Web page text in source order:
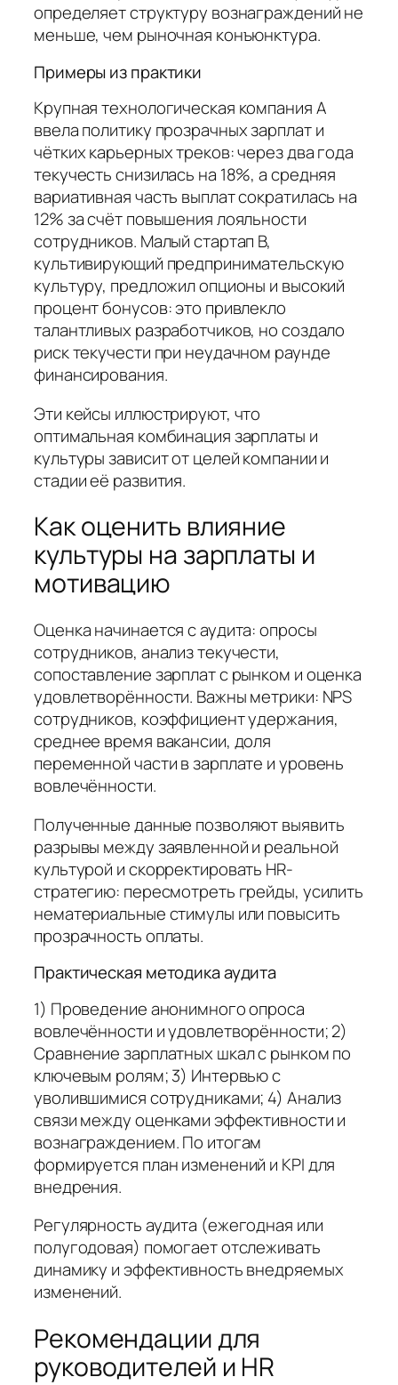
определяет структуру вознаграждений не
меньше, чем рыночная конъюнктура.
Примеры из практики
Крупная технологическая компания A
ввела политику прозрачных зарплат и
чётких карьерных треков: через два года
текучесть снизилась на 18%, а средняя
вариативная часть выплат сократилась на
12% за счёт повышения лояльности
сотрудников. Малый стартап B,
культивирующий предпринимательскую
культуру, предложил опционы и высокий
процент бонусов: это привлекло
талантливых разработчиков, но создало
риск текучести при неудачном раунде
финансирования.
Эти кейсы иллюстрируют, что
оптимальная комбинация зарплаты и
культуры зависит от целей компании и
стадии её развития.
Как оценить влияние
культуры на зарплаты и
мотивацию
Оценка начинается с аудита: опросы
сотрудников, анализ текучести,
сопоставление зарплат с рынком и оценка
удовлетворённости. Важны метрики: NPS
сотрудников, коэффициент удержания,
среднее время вакансии, доля
переменной части в зарплате и уровень
вовлечённости.
Полученные данные позволяют выявить
разрывы между заявленной и реальной
культурой и скорректировать HR-
стратегию: пересмотреть грейды, усилить
нематериальные стимулы или повысить
прозрачность оплаты.
Практическая методика аудита
1) Проведение анонимного опроса
вовлечённости и удовлетворённости; 2)
Сравнение зарплатных шкал с рынком по
ключевым ролям; 3) Интервью с
уволившимися сотрудниками; 4) Анализ
связи между оценками эффективности и
вознаграждением. По итогам
формируется план изменений и KPI для
внедрения.
Регулярность аудита (ежегодная или
полугодовая) помогает отслеживать
динамику и эффективность внедряемых
изменений.
Рекомендации для
руководителей и HR